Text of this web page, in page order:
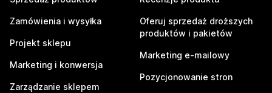
Zamówienia i wysyłka
Projekt sklepu
Marketing i konwersja
Zarządzanie sklepem
Oferuj sprzedaż droższych
produktów i pakietów
Marketing e-mailowy
Pozycjonowanie stron